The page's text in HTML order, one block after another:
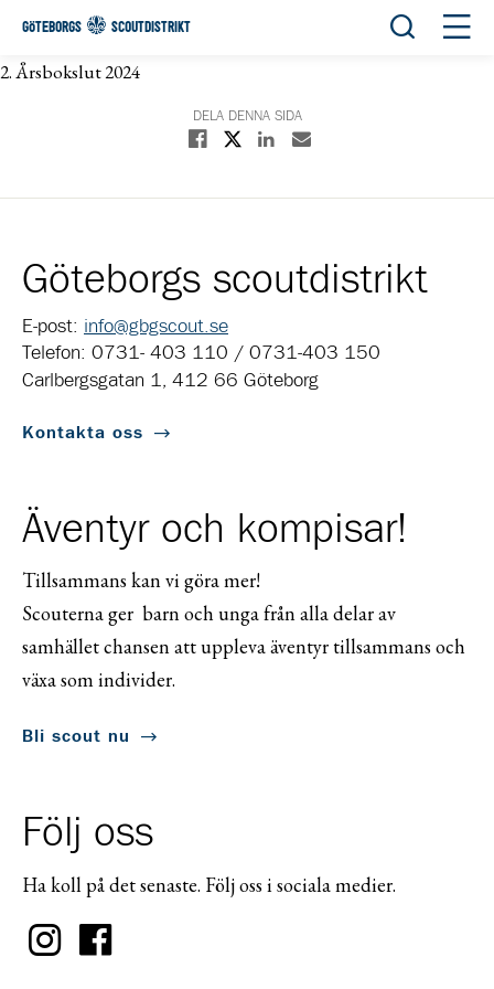
GÖTEBORGS SCOUTDISTRIKT Öppna
2. Årsbokslut 2024
DELA DENNA SIDA
Dela på Facebook
Dela på XDela på Linkedin
Dela med E-post
Göteborgs scoutdistrikt
E-post: info@gbgscout.se
Telefon: 0731- 403 110 / 0731-403 150
Carlbergsgatan 1, 412 66 Göteborg
Kontakta oss
Äventyr och kompisar!
Tillsammans kan vi göra mer!
Scouterna ger barn och unga från alla delar av
samhället chansen att uppleva äventyr tillsammans och
växa som individer.
Bli scout nu
Följ oss
Ha koll på det senaste. Följ oss i sociala medier.